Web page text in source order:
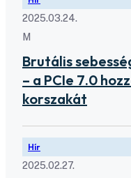
2025.03.24.
M
Brutális
– a PCIe 7.0
korszakát
Hír
2025.02.27.